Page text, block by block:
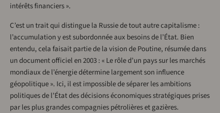
intérêts financiers ».
C’est un trait qui distingue la Russie de tout autre capitalisme :
l’accumulation y est subordonnée aux besoins de l’État. Bien
entendu, cela faisait partie de la vision de Poutine, résumée dans
un document officiel en 2003 : « Le rôle d’un pays sur les marchés
mondiaux de l’énergie détermine largement son influence
géopolitique ». Ici, il est impossible de séparer les ambitions
politiques de l’État des décisions économiques stratégiques prises
par les plus grandes compagnies pétrolières et gazières.